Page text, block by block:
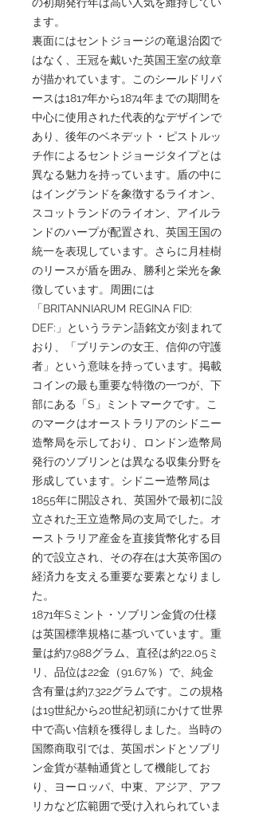
ます。
裏面にはセントジョージの竜退治図で
はなく、王冠を戴いた英国王室の紋章
が描かれています。このシールドリバ
ースは1817年から1874年までの期間を
中心に使用された代表的なデザインで
あり、後年のベネデット・ピストルッ
チ作によるセントジョージタイプとは
異なる魅力を持っています。盾の中に
はイングランドを象徴するライオン、
スコットランドのライオン、アイルラ
ンドのハープが配置され、英国王国の
統一を表現しています。さらに月桂樹
のリースが盾を囲み、勝利と栄光を象
徴しています。周囲には
「BRITANNIARUM REGINA FID:
DEF:」というラテン語銘文が刻まれて
おり、「ブリテンの女王、信仰の守護
者」という意味を持っています。掲載
コインの最も重要な特徴の一つが、下
部にある「S」ミントマークです。こ
のマークはオーストラリアのシドニー
造幣局を示しており、ロンドン造幣局
発行のソブリンとは異なる収集分野を
形成しています。シドニー造幣局は
1855年に開設され、英国外で最初に設
立された王立造幣局の支局でした。オ
ーストラリア産金を直接貨幣化する目
的で設立され、その存在は大英帝国の
経済力を支える重要な要素となりまし
た。
1871年Sミント・ソブリン金貨の仕様
は英国標準規格に基づいています。重
量は約7.988グラム、直径は約22.05ミ
リ、品位は22金（91.67％）で、純金
含有量は約7.322グラムです。この規格
は19世紀から20世紀初頭にかけて世界
中で高い信頼を獲得しました。当時の
国際商取引では、英国ポンドとソブリ
ン金貨が基軸通貨として機能してお
り、ヨーロッパ、中東、アジア、アフ
リカなど広範囲で受け入れられていま